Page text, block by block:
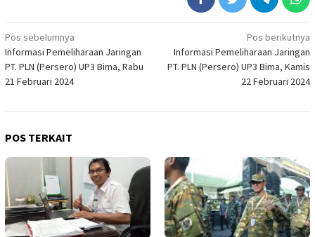
Navigasi
pos
Pos sebelumnya
Informasi Pemeliharaan Jaringan
PT. PLN (Persero) UP3 Bima, Rabu
21 Februari 2024
Pos berikutnya
Informasi Pemeliharaan Jaringan
PT. PLN (Persero) UP3 Bima, Kamis
22 Februari 2024
POS TERKAIT